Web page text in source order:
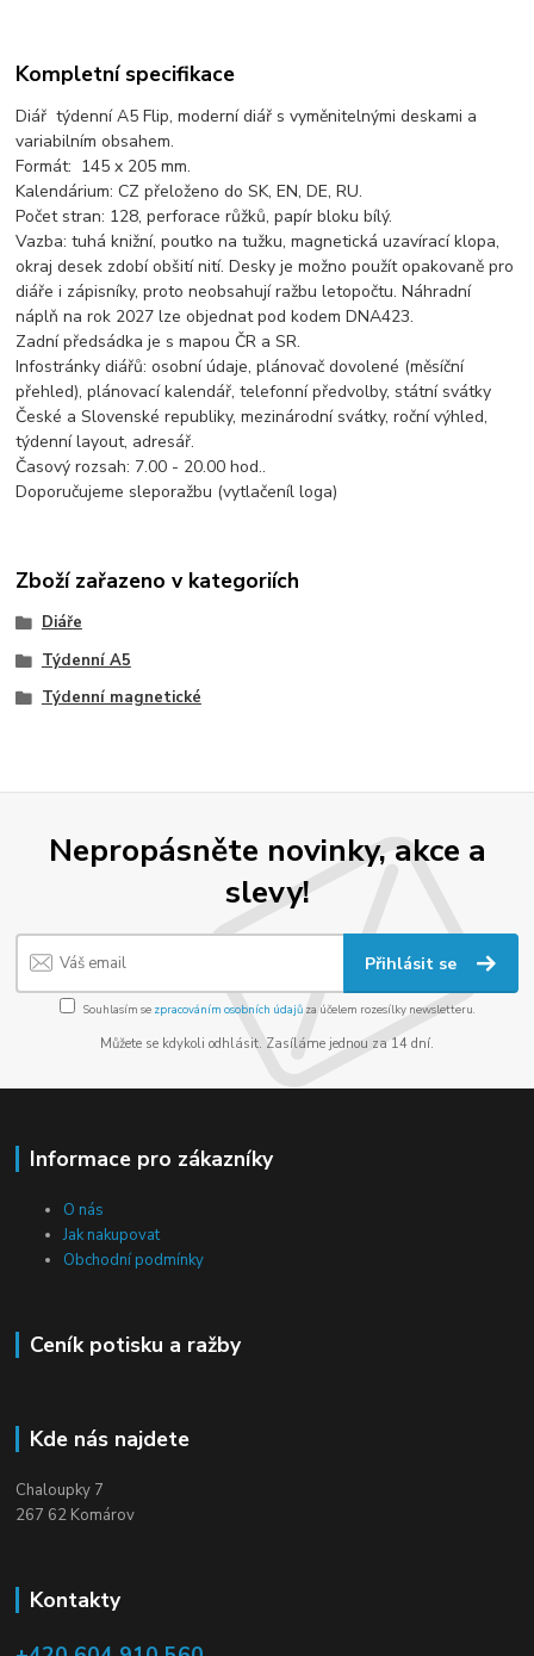
Kompletní specifikace
Diář týdenní A5 Flip, moderní diář s vyměnitelnými deskami a
variabilním obsahem.
Formát: 145 x 205 mm.
Kalendárium: CZ přeloženo do SK, EN, DE, RU.
Počet stran: 128, perforace růžků, papír bloku bílý.
Vazba: tuhá knižní, poutko na tužku, magnetická uzavírací klopa,
okraj desek zdobí obšití nití. Desky je možno použít opakovaně pro
diáře i zápisníky, proto neobsahují ražbu letopočtu. Náhradní
náplň na rok 2027 lze objednat pod kodem DNA423.
Zadní předsádka je s mapou ČR a SR.
Infostránky diářů: osobní údaje, plánovač dovolené (měsíční
přehled), plánovací kalendář, telefonní předvolby, státní svátky
České a Slovenské republiky, mezinárodní svátky, roční výhled,
týdenní layout, adresář.
Časový rozsah: 7.00 - 20.00 hod..
Doporučujeme sleporažbu (vytlačeníl loga)
Zboží zařazeno v kategoriích
Diáře
Týdenní A5
Týdenní magnetické
Nepropásněte novinky, akce a
slevy!
Přihlásit se
Souhlasím se zpracováním osobních údajůza účelem rozesílky newsletteru.
Můžete se kdykoli odhlásit. Zasíláme jednou za 14 dní.
Informace pro zákazníky
O nás
Jak nakupovat
Obchodní podmínky
Ceník potisku a ražby
Kde nás najdete
Chaloupky 7
267 62 Komárov
Kontakty